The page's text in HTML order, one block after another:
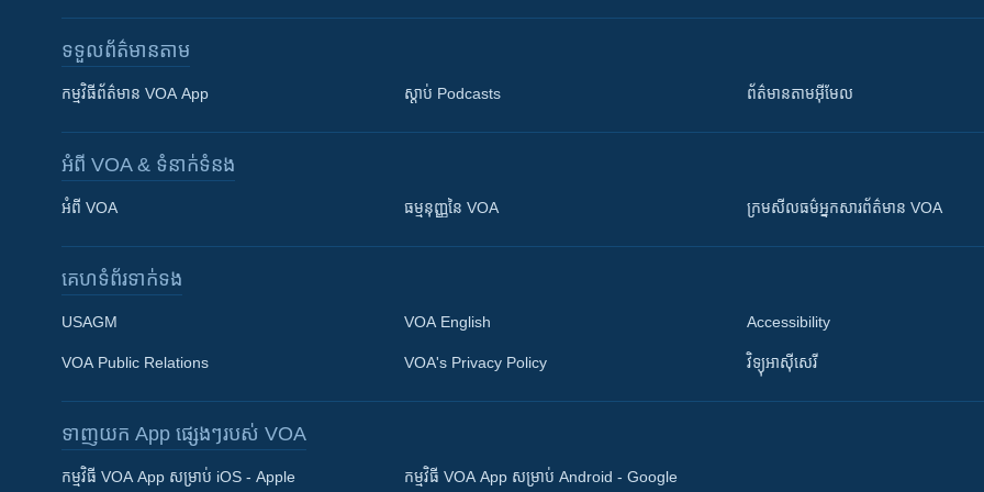
Khmer English
ទទួល​ព័ត៌មាន​តាម
កម្មវិធី​ព័ត៌មាន VOA App ស្តាប់ Podcasts ព័ត៌មាន​តាម​អ៊ីមែល
អំពី​ VOA & ទំនាក់ទំនង
អំពី​ VOA ធម្មនុញ្ញ​នៃ VOA ក្រម​​​សីលធម៌​​​អ្នក​​​សារព័ត៌មាន VOA
គេហទំព័រ​​ទាក់ទង
USAGM
VOA Public Relations
VOA English
VOA's Privacy Policy
Accessibility
វិទ្យុ​អាស៊ី​សេរី
ទាញយក​ App ផ្សេងៗ​របស់​ VOA
កម្មវិធី​ VOA App សម្រាប់ iOS - Apple កម្មវិធី​ VOA App សម្រាប់ Android - Google